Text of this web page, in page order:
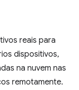
reais para
dispositivos,
na nuvem nas
remotamente.